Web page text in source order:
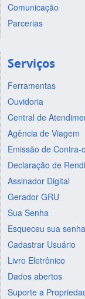
Comunicação
Parcerias
Serviços
Ferramentas
Ouvidoria
Central de
Agência de Viagem
Emissão de Contra-
Declaração de
Assinador Digital
Gerador GRU
Sua Senha
Esqueceu sua
Cadastrar Usuário
Livro Eletrônico
Dados abertos
Suporte a